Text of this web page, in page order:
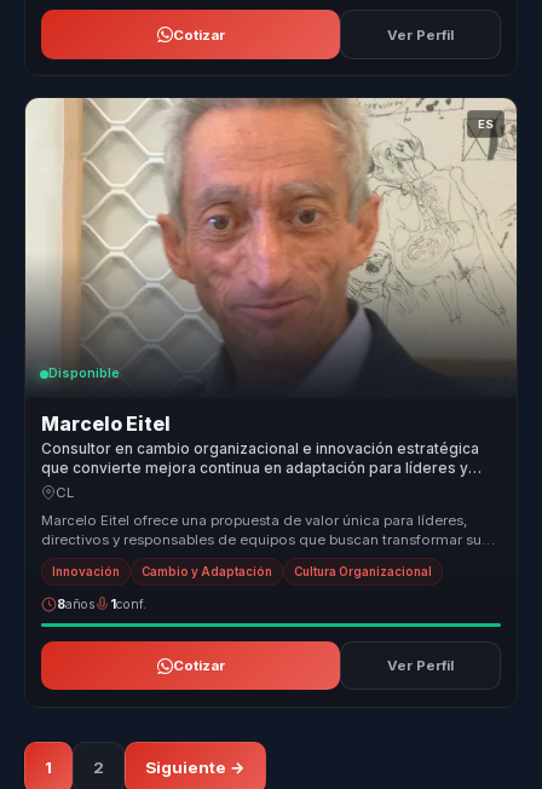
Cotizar Ver Perfil
ES
Disponible
Marcelo Eitel
Consultor en cambio organizacional e innovación estratégica
que convierte mejora continua en adaptación para líderes y
equipos.
CL
Marcelo Eitel ofrece una propuesta de valor única para líderes,
directivos y responsables de equipos que buscan transformar sus
organizac...
Innovación Cambio y Adaptación Cultura Organizacional
8años 1conf.
Cotizar Ver Perfil
1 2 Siguiente →